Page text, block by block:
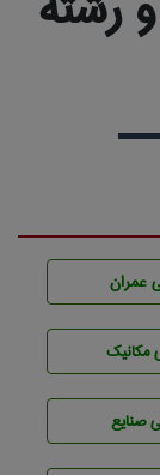
عمران
مکانیک
صنايع